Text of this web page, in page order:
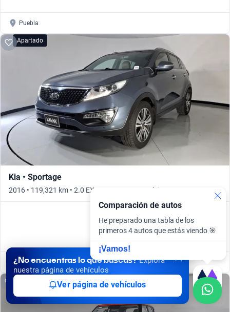
Puebla
Apartado
Kia • Sportage
2016 • 119,321 km • 2.0 EX PACK AT • Automático
Puebla
¿No encuentras lo que buscas? Explora
nuestra página de vehículos
Ver página de vehículos
Comparación de autos
He preparado una tabla de los
primeros 4 autos que estás viendo 🎯
¡Vamos!